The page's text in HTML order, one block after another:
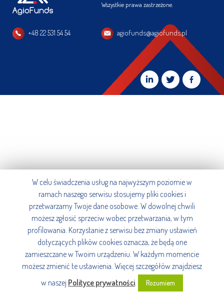
Wszystkie prawa zastrzeżone.
+48 22 531 54 54 agiofunds@agiofunds.pl
W celu świadczenia usług na najwyższym poziomie w
ramach naszego serwisu stosujemy pliki cookies i
przetwarzamy Twoje dane osobowe. W dowolnej chwili
możesz zgłosić sprzeciw wobec przetwarzania, w tym
profilowania. Korzystanie z serwisu bez zmiany ustawień
dotyczących plików cookies oznacza, że będą one
zamieszczane w Twoim urządzeniu. W każdym momencie
możesz zmienić te ustawienia. Więcej szczegółów znajdziesz
w naszej Polityce prywatności. Rozumiem